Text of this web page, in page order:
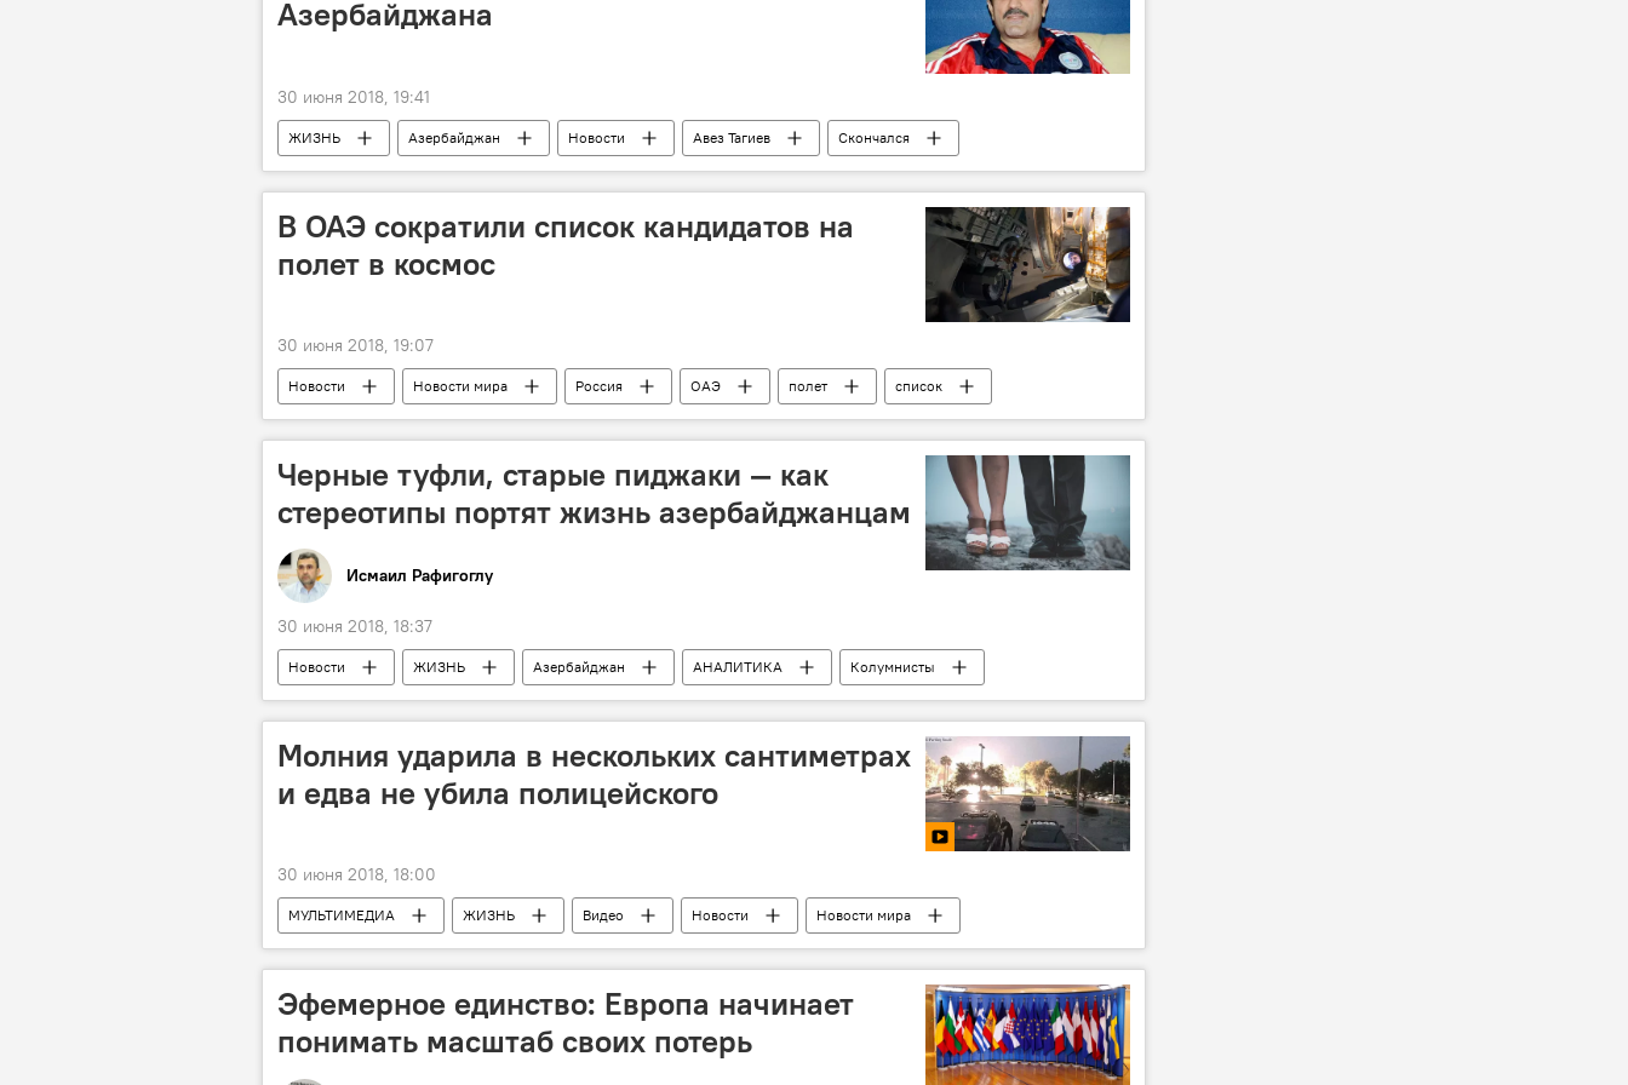
Азербайджана
30 июня 2018, 19:41
ЖИЗНЬ Азербайджан Новости Авез Тагиев
Скончался
чемпион
тренер главный тренер
В ОАЭ сократили список кандидатов на
полет в космос
30 июня 2018, 19:07
Новости Новости мира Россия ОАЭ полет
список
кандидаты
Космос
Черные туфли, старые пиджаки — как
стереотипы портят жизнь азербайджанцам
Исмаил Рафигоглу
30 июня 2018, 18:37
Новости ЖИЗНЬ Азербайджан АНАЛИТИКА
Колумнисты
Дизайн
женщины одежда Мужчины Обувь
стереотипы
Молния ударила в нескольких сантиметрах
и едва не убила полицейского
30 июня 2018, 18:00
МУЛЬТИМЕДИА ЖИЗНЬ Видео Новости Новости мира
Эфемерное единство: Европа начинает
понимать масштаб своих потерь